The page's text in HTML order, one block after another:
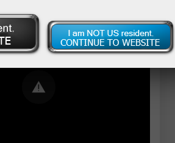
Video could not be